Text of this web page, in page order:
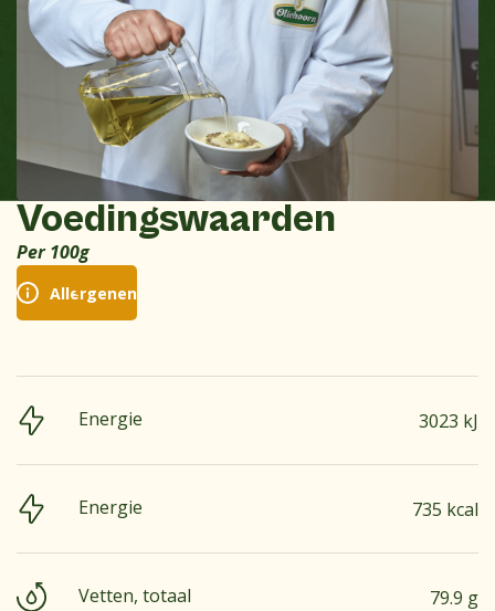
Voedingswaarden
Per 100g
Allergenen
Energie 3023 kJ
Energie 735 kcal
Vetten, totaal 79.9 g